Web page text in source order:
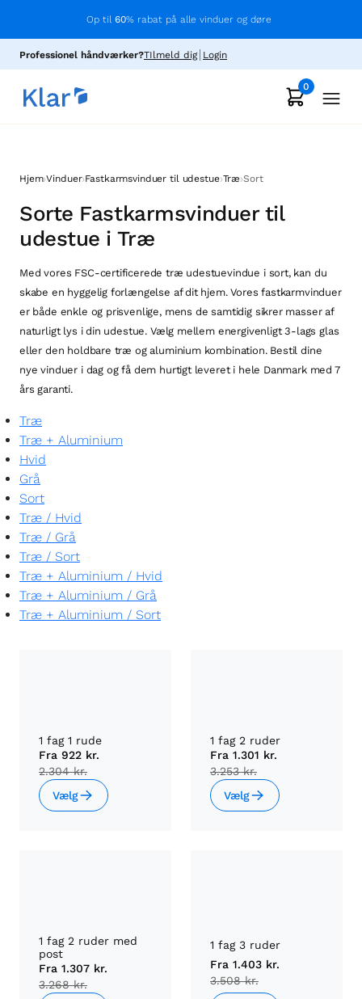
Op til 60% rabat på alle vinduer og døre
Professionel håndværker?TIlmeld dig Login
0
Hjem›Vinduer›Fastkarmsvinduer til udestue›Træ›Sort
Sorte Fastkarmsvinduer til
udestue i Træ
Med vores FSC-certificerede træ udestuevindue i sort, kan du
skabe en hyggelig forlængelse af dit hjem. Vores fastkarmvinduer
er både enkle og prisvenlige, mens de samtidig sikrer masser af
naturligt lys i din udestue. Vælg mellem energivenligt 3-lags glas
eller den holdbare træ og aluminium kombination. Bestil dine
nye vinduer i dag og få dem hurtigt leveret i hele Danmark med 7
års garanti.
Træ
Træ + Aluminium
Hvid
Grå
Sort
Træ / Hvid
Træ / Grå
Træ / Sort
Træ + Aluminium / Hvid
Træ + Aluminium / Grå
Træ + Aluminium / Sort
1 fag 1 rude
Fra 922 kr.
2.304 kr.
Vælg
1 fag 2 ruder
Fra 1.301 kr.
3.253 kr.
Vælg
1 fag 2 ruder med
post
Fra 1.307 kr.
3.268 kr.
1 fag 3 ruder
Fra 1.403 kr.
3.508 kr.